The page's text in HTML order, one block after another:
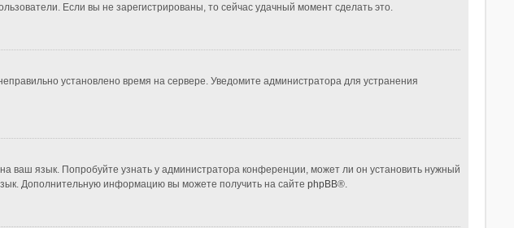
Если вы не зарегистрированы, то сейчас удачный момент сделать это.
установлено время на сервере. Уведомите администратора для устранения
ваш язык. Попробуйте узнать у администратора конференции, может ли он установить нужный
Дополнительную информацию вы можете получить на сайте phpBB®.